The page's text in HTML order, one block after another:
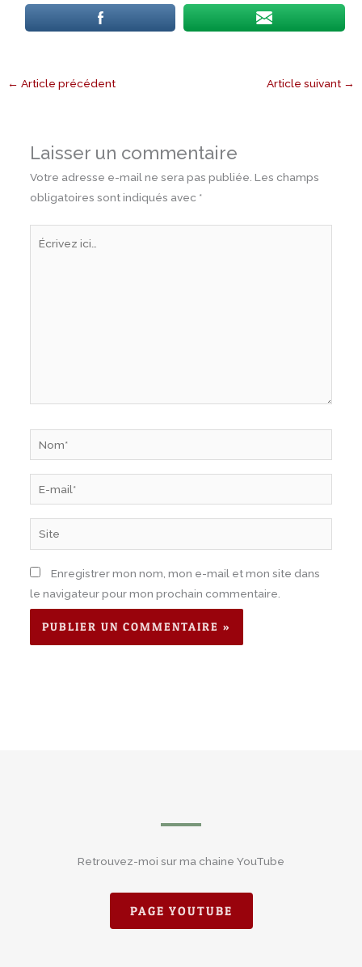
← Article précédent Article suivant →
Laisser un commentaire
Votre adresse e-mail ne sera pas publiée. Les champs
obligatoires sont indiqués avec *
mail*
Site
Enregistrer mon nom, mon e-mail et mon site dans
le navigateur pour mon prochain commentaire.
Retrouvez-moi sur ma chaine YouTube
PAGE YOUTUBE